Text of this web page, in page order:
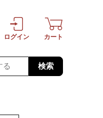
検索
ログイン カート